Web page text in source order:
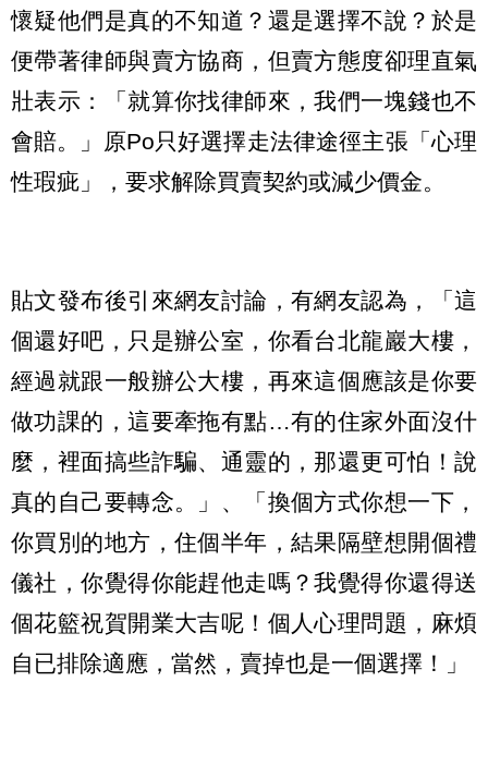
懷疑他們是真的不知道？還是選擇不說？於是
便帶著律師與賣方協商，但賣方態度卻理直氣
壯表示：「就算你找律師來，我們一塊錢也不
會賠。」原Po只好選擇走法律途徑主張「心理
性瑕疵」，要求解除買賣契約或減少價金。
貼文發布後引來網友討論，有網友認為，「這
個還好吧，只是辦公室，你看台北龍巖大樓，
經過就跟一般辦公大樓，再來這個應該是你要
做功課的，這要牽拖有點…有的住家外面沒什
麼，裡面搞些詐騙、通靈的，那還更可怕！說
真的自己要轉念。」、「換個方式你想一下，
你買別的地方，住個半年，結果隔壁想開個禮
儀社，你覺得你能趕他走嗎？我覺得你還得送
個花籃祝賀開業大吉呢！個人心理問題，麻煩
自已排除適應，當然，賣掉也是一個選擇！」